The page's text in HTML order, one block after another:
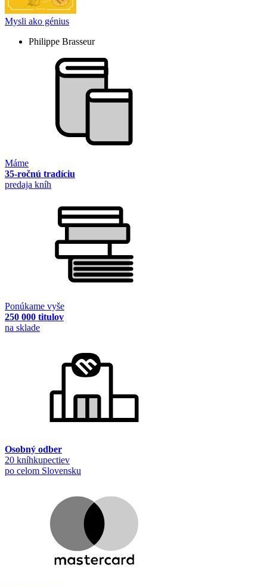
Mysli ako génius
Philippe Brasseur
Máme
35-ročnú tradíciu
predaja kníh
Ponúkame vyše
250 000 titulov
na sklade
Osobný odber
20 kníhkupectiev
po celom Slovensku